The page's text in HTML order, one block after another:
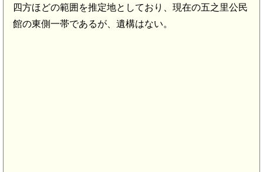
四方ほどの範囲を推定地としており、現在の五之里公民
館の東側一帯であるが、遺構はない。